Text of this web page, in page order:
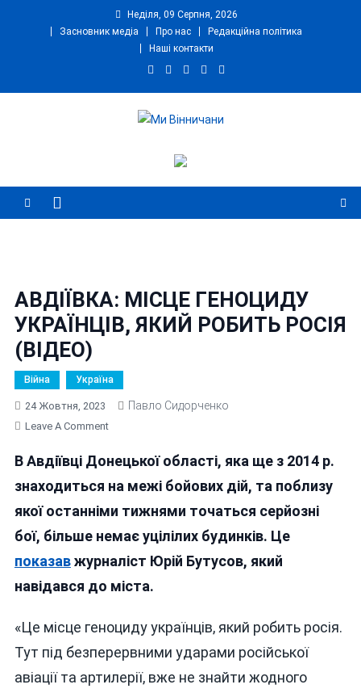
Неділя, 09 Серпня, 2026
Засновник медіа
Про нас
Редакційна політика
Наші контакти
Ми Вінничани
АВДІЇВКА: МІСЦЕ ГЕНОЦИДУ
УКРАЇНЦІВ, ЯКИЙ РОБИТЬ РОСІЯ
(ВІДЕО)
Війна Україна
24 Жовтня, 2023 Павло Сидорченко
Leave A CommentOn
МІСЦЕ
ГЕНОЦИДУ
ЯКИЙ
РОБИТЬ
РОСІЯ
В Авдіївці Донецької області, яка ще з 2014 р.
знаходиться на межі бойових дій, та поблизу
якої останніми тижнями точаться серйозні
бої, більше немає уцілілих будинків. Це
показавжурналіст Юрій Бутусов, який
навідався до міста.
«Це місце геноциду українців, який робить росія.
Тут під безперервними ударами російської
авіації та артилерії, вже не знайти жодного